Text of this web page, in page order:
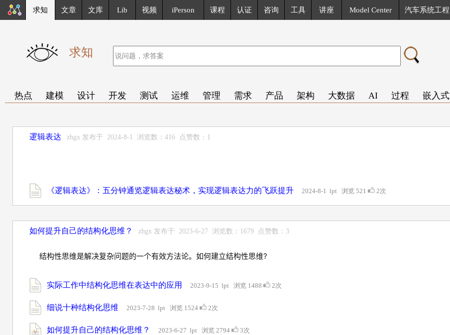
求知 文章 文库 Lib 视频 iPerson 课程 认证 咨询 工具 讲座 Model Center 汽车系统工程
求知
热点 建模 设计 开发 测试 运维 管理 需求 产品 架构 大数据 AI 过程 嵌入式
逻辑表达 zhgx 发布于 2024-8-1 浏览数：416 点赞数：1
《逻辑表达》：五分钟通览逻辑表达秘术，实现逻辑表达力的飞跃提升 2024-8-1 lpt 浏览 521 2次
如何提升自己的结构化思维？ zhgx 发布于 2023-6-27 浏览数：1679 点赞数：3
结构性思维是解决复杂问题的一个有效方法论。如何建立结构性思维?
实际工作中结构化思维在表达中的应用 2023-9-15 lpt 浏览 1488 2次
细说十种结构化思维 2023-7-28 lpt 浏览 1524 2次
如何提升自己的结构化思维？ 2023-6-27 lpt 浏览 2794 3次